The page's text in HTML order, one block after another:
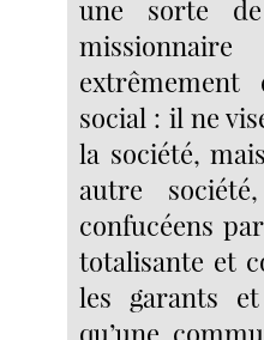
une sorte
social : il ne
la société,
autre
confucéens
totalisante et
les garants
qu’une